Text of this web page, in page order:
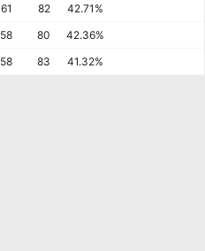
61
82
42.71%
58
80
42.36%
58
83 41.32%